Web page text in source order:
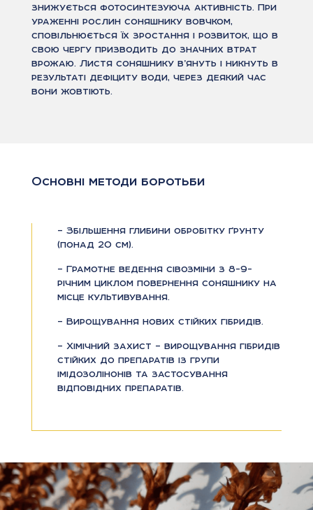
знижується фотосинтезуюча активність. При
ураженні рослин соняшнику вовчком,
сповільнюється їх зростання і розвиток, що в
свою чергу призводить до значних втрат
врожаю. Листя соняшнику в’януть і никнуть в
результаті дефіциту води, через деякий час
вони жовтіють.
Основні методи боротьби
– Збільшення глибини обробітку ґрунту
(понад 20 см).
– Грамотне ведення сівозміни з 8-9-
річним циклом повернення соняшнику на
місце культивування.
– Вирощування нових стійких гібридів.
– Хімічний захист – вирощування гібридів
стійких до препаратів із групи
імідозолінонів та застосування
відповідних препаратів.